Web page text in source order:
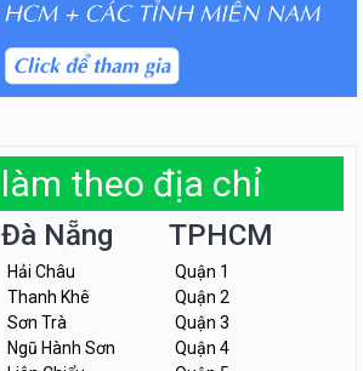
theo địa chỉ
Đà Nẵng
Hải Châu
Thanh Khê
Sơn Trà
Ngũ Hành Sơn
TPHCM
Quận 1
Quận 2
Quận 3
Quận 4